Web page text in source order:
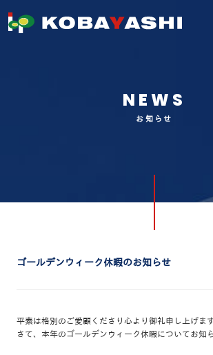
NEWS
お知らせ
ゴールデンウィーク休暇のお知らせ
平素は格別のご愛顧くださり心より御礼申し上げます
さて、本年のゴールデンウィーク休暇についてお知